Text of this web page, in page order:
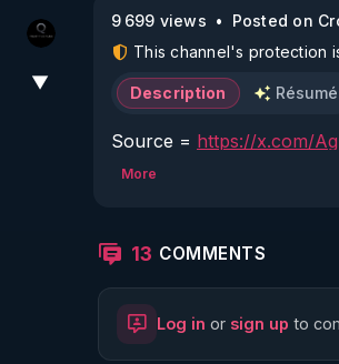
La vérité
▼
9 699 views
Posted on
This channel's protection
Description Résumé
Source = https://x.com/
More
13 COMMENTS
Log in or sign up to